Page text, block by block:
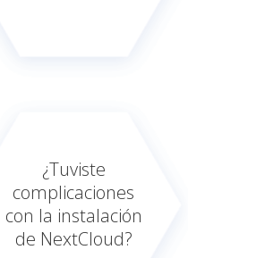
¿Tuviste
complicaciones
con la instalación
de NextCloud?